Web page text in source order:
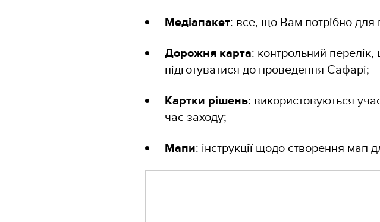
Медіапакет: все, що Вам потрібно
Дорожня карта: контрольний
підготуватися до проведення Сафарі;
Картки рішень: використовуються
час заходу;
Мапи: інструкції щодо створення мап